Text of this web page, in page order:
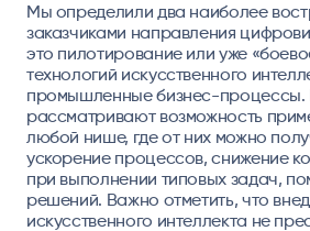
Мы определили два наиболее
заказчиками направления
это пилотирование или уже
технологий искусственного
промышленные бизнес-процессы.
рассматривают возможность
любой нише, где от них можно
ускорение процессов, снижение
при выполнении типовых задач,
решений. Важно отметить, что
искусственного интеллекта не